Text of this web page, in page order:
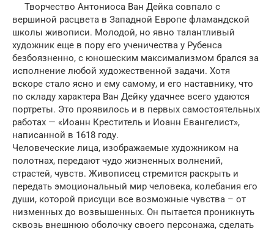
Творчество Антониоса Ван Дейка совпало с
вершиной расцвета в Западной Европе фламандской
школы живописи. Молодой, но явно талантливый
художник еще в пору его ученичества у Рубенса
безбоязненно, с юношеским максимализмом брался за
исполнение любой художественной задачи. Хотя
вскоре стало ясно и ему самому, и его наставнику, что
по складу характера Ван Дейку удачнее всего удаются
портреты. Это проявилось и в первых самостоятельных
работах — «Иоанн Креститель и Иоанн Евангелист»,
написанной в 1618 году.
Человеческие лица, изображаемые художником на
полотнах, передают чудо жизненных волнений,
страстей, чувств. Живописец стремится раскрыть и
передать эмоциональный мир человека, колебания его
души, которой присущи все возможные чувства – от
низменных до возвышенных. Он пытается проникнуть
сквозь внешнюю оболочку своего персонажа, сделать